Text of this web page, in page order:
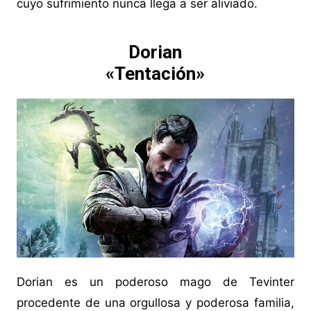
cuyo sufrimiento nunca llega a ser aliviado.
Dorian
«Tentación»
Dorian es un poderoso mago de Tevinter
procedente de una orgullosa y poderosa familia,